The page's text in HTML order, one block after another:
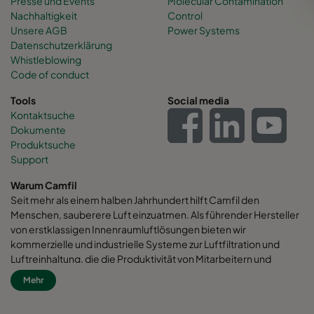
Nachhaltigkeit
Unsere AGB
Datenschutzerklärung
Whistleblowing
Code of conduct
Control
Power Systems
Tools
Kontaktsuche
Dokumente
Produktsuche
Support
Social media
Warum Camfil
Seit mehr als einem halben Jahrhundert hilft Camfil den
Menschen, sauberere Luft einzuatmen. Als führender Hersteller
von erstklassigen Innenraumluftlösungen bieten wir
kommerzielle und industrielle Systeme zur Luftfiltration und
Luftreinhaltung, die die Produktivität von Mitarbeitern und
Maschinen verbessern, den Energieverbrauch minimieren und
die menschliche Gesundheit und die Umwelt fördern. Wir sind
Mehr